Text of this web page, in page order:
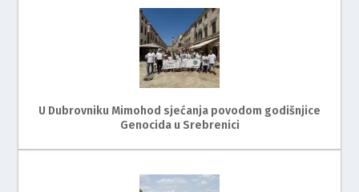
U Dubrovniku Mimohod sjećanja povodom godišnjice
Genocida u Srebrenici